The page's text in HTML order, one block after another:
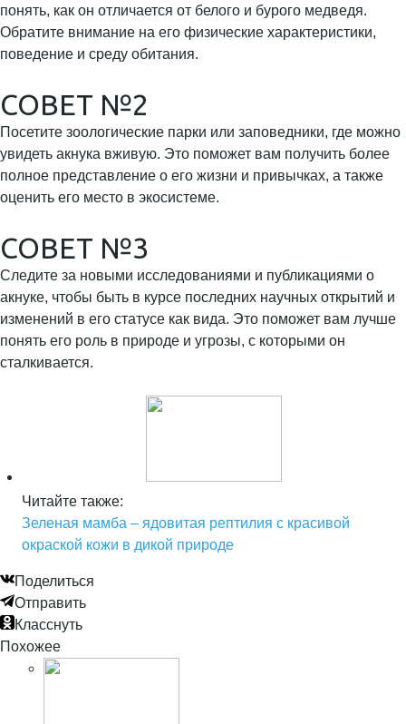
понять, как он отличается от белого и бурого медведя.
Обратите внимание на его физические характеристики,
поведение и среду обитания.
СОВЕТ №2
Посетите зоологические парки или заповедники, где можно
увидеть акнука вживую. Это поможет вам получить более
полное представление о его жизни и привычках, а также
оценить его место в экосистеме.
СОВЕТ №3
Следите за новыми исследованиями и публикациями о
акнуке, чтобы быть в курсе последних научных открытий и
изменений в его статусе как вида. Это поможет вам лучше
понять его роль в природе и угрозы, с которыми он
сталкивается.
Читайте также:
Зеленая мамба – ядовитая рептилия с красивой
окраской кожи в дикой природе
Поделиться
Отправить
Класснуть
Похожее